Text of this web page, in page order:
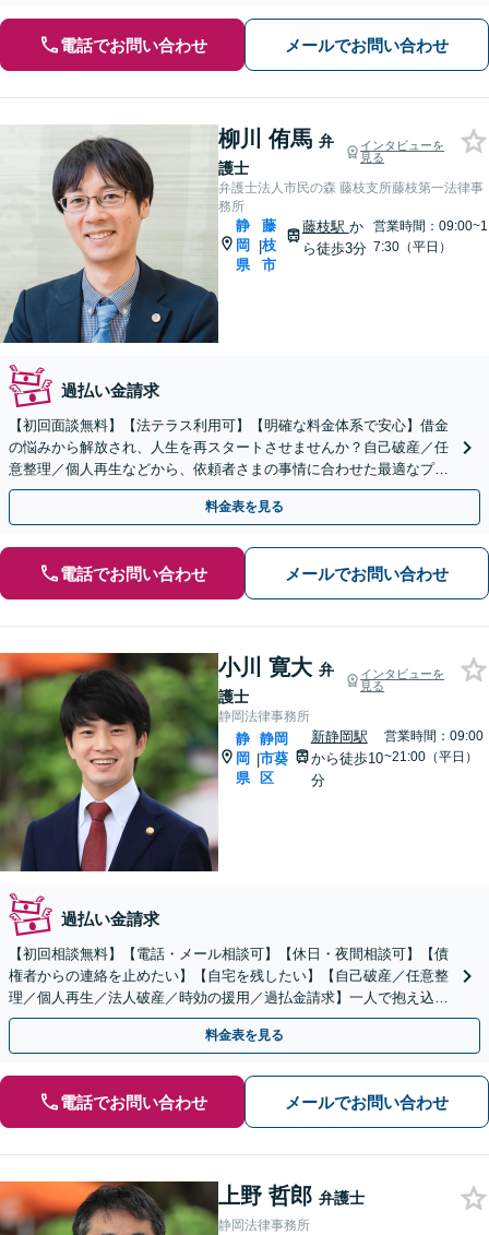
電話でお問い合わせ メールでお問い合わせ
柳川 侑馬 弁
護士
インタビューを
見る
弁護士法人市民の森 藤枝支所藤枝第一法律事
務所
静
岡
県
|
藤
枝
市
藤枝駅 か
ら徒歩3分
営業時間：09:00~1
7:30（平日）
過払い金請求
【初回面談無料】【法テラス利用可】【明確な料金体系で安心】借金
の悩みから解放され、人生を再スタートさせませんか？自己破産／任
意整理／個人再生などから、依頼者さまの事情に合わせた最適なプラ
ンをご提案します。法人破産にも対応！【藤枝駅5分】
料金表を見る
電話でお問い合わせ メールでお問い合わせ
小川 寛大 弁
護士
インタビューを
見る
静岡法律事務所
静
岡
県
|
静岡
市葵
区
新静岡駅
から徒歩10
分
営業時間：09:00
~21:00（平日）
過払い金請求
【初回相談無料】【電話・メール相談可】【休日・夜間相談可】【債
権者からの連絡を止めたい】【自宅を残したい】【自己破産／任意整
理／個人再生／法人破産／時効の援用／過払金請求】一人で抱え込ま
ず、弁護士と相談しながら借金問題を解決しましょう。
料金表を見る
電話でお問い合わせ メールでお問い合わせ
上野 哲郎 弁護士
静岡法律事務所